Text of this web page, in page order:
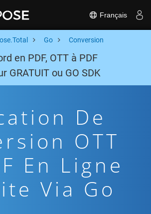
Français
Go Conversion
en PDF, OTT à PDF
GRATUIT ou GO SDK
De
OTT
En Ligne
Via Go